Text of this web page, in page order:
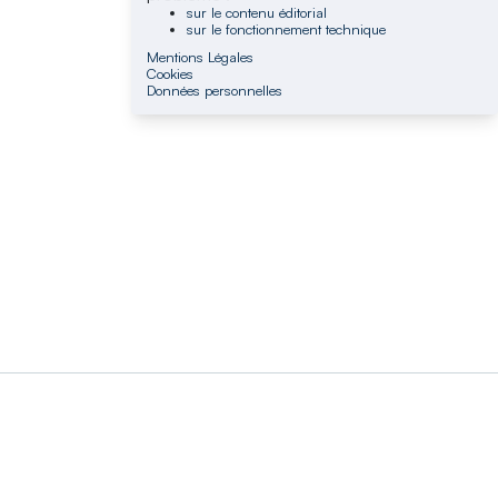
sur le contenu éditorial
sur le fonctionnement technique
Mentions Légales
Cookies
Données personnelles